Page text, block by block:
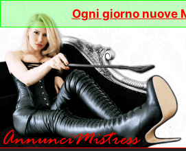
al
contenuto
Ogni giorno nuove